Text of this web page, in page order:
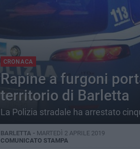
CRONACA
Rapine a furgoni
territorio di Barletta
La Polizia stradale ha arrestato
BARLETTA - MARTEDÌ 2 APRILE 2019
COMUNICATO STAMPA